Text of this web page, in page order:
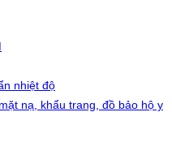
nhiệt độ
nạ, khẩu trang, đồ bảo hộ y